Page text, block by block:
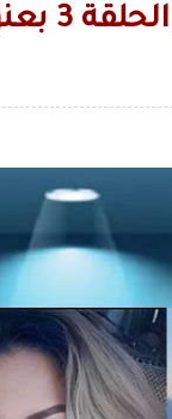
الزوارق الأمريكية
بقلم عدنان عبدالله الجنيد